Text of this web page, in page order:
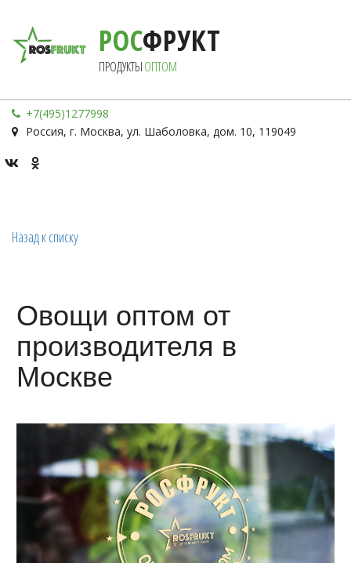
РОСФРУКТ
ПРОДУКТЫ ОПТОМ
+7(495)1277998
Россия, г. Москва, ул. Шаболовка, дом. 10, 119049
Назад к списку
Овощи оптом от
производителя в
Москве